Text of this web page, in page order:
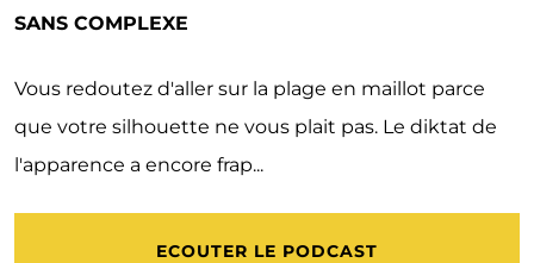
SANS COMPLEXE
Vous redoutez d'aller sur la plage en maillot parce
que votre silhouette ne vous plait pas. Le diktat de
l'apparence a encore frap...
ECOUTER LE PODCAST